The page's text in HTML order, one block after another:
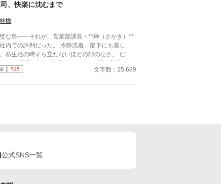
、快楽に沈むまで
檎
な男――それが、営業部課長・**榊（さかき）**
内での評判だった。 冷静沈着、部下にも厳し
私生活の噂すら立たないほどの隙のなさ。 だ
その“完璧”が崩れる日がくるとは、誰も想像して
。 入社三年目の篠原は、榊の直属の部
瞬間、榊の理性は音を立てて崩れた。 拒むこと
許すこともできないまま、 彼は“部下”の手によっ
R15 文字数：25,689
公式SNS一覧